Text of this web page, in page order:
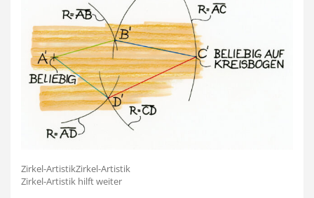
Zirkel-ArtistikZirkel-Artistik
Zirkel-Artistik hilft weiter